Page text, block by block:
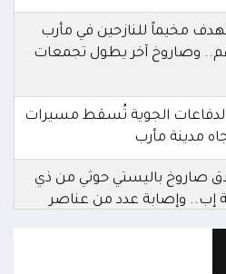
مخيماً للنازحين في مأرب
وصاروخ آخر يطول تجمعات
الجوية تُسقط مسيرات
مدينة مأرب
صاروخ باليستي حوثي من ذي
إب.. وإصابة عدد من عناصر